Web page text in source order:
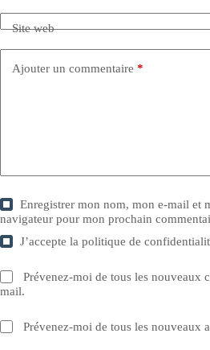
Site web
Ajouter un commentaire *
Enregistrer mon nom, mon e-mail et
navigateur pour mon prochain
J’accepte lapolitique de
Prévenez-moi de tous les nouveaux
mail.
Prévenez-moi de tous les nouveaux